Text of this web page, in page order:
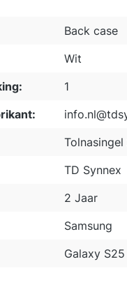
Back case
Wit
1
Tolnasingel
TD Synnex
2 Jaar
Samsung
Galaxy